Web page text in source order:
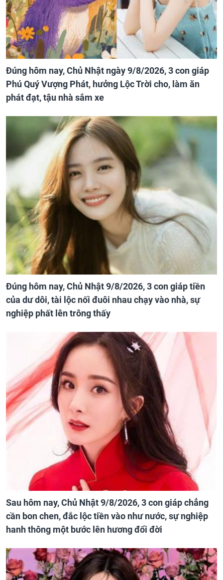
Đúng hôm nay, Chủ Nhật ngày 9/8/2026, 3 con giáp
Phú Quý Vượng Phát, hưởng Lộc Trời cho, làm ăn
phát đạt, tậu nhà sắm xe
Đúng hôm nay, Chủ Nhật 9/8/2026, 3 con giáp tiền
của dư dôi, tài lộc nối đuôi nhau chạy vào nhà, sự
nghiệp phất lên trông thấy
Sau hôm nay, Chủ Nhật 9/8/2026, 3 con giáp chẳng
cần bon chen, đắc lộc tiền vào như nước, sự nghiệp
hanh thông một bước lên hương đổi đời